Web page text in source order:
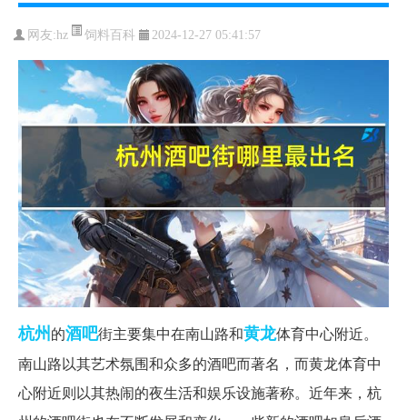
网友:hz 饲料百科 2024-12-27 05:41:57
杭州的酒吧街主要集中在南山路和黄龙体育中心附近。
南山路以其艺术氛围和众多的酒吧而著名，而黄龙体育中
心附近则以其热闹的夜生活和娱乐设施著称。近年来，杭